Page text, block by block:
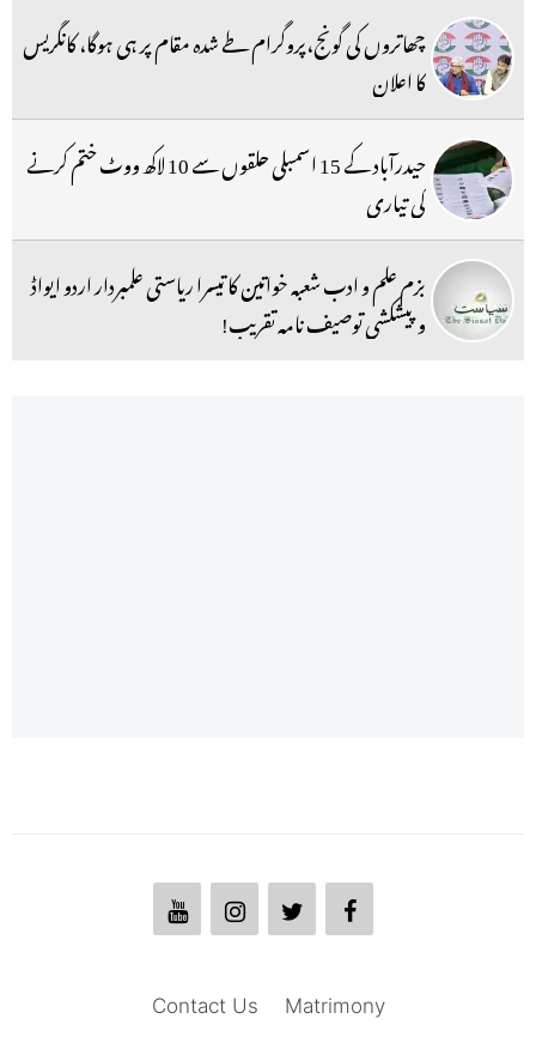
چھاتروں کی گونج،پروگرام طے شدہ مقام پر ہی ہوگا، کانگریس
کا اعلان
حیدرآباد کے 15 اسمبلی حلقوں سے 10 لاکھ ووٹ ختم کرنے
کی تیاری
بزم علم و ادب شعبہ خواتین کا تیسرا ریاستی علمبردار اردو ایواڈ
و پیشکشی توصیف نامہ تقریب!
Matrimony
Contact Us